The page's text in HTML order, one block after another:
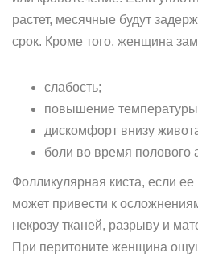
растет, месячные будут
срок. Кроме того, женщина
слабость;
повышение температуры
дискомфорт внизу
боли во время полового
Фолликулярная киста, если
может привести к
некрозу тканей, разрыву и
При перитоните женщина